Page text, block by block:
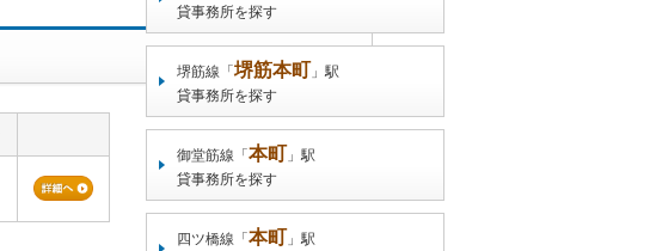
貸事務所を探す
堺筋線「 堺筋本町 」駅
貸事務所を探す
御堂筋線「 本町 」駅
貸事務所を探す
四ツ橋線「 本町 」駅